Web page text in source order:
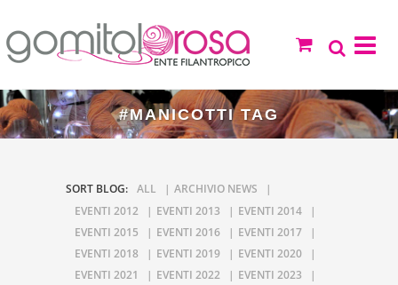
#MANICOTTI TAG
SORT BLOG: ALL
ARCHIVIO NEWS
EVENTI 2012
EVENTI 2013
EVENTI 2014
EVENTI 2015
EVENTI 2016
EVENTI 2017
EVENTI 2018
EVENTI 2019
EVENTI 2020
EVENTI 2021
EVENTI 2022
EVENTI 2023